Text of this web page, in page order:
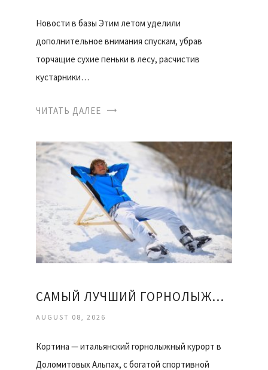
Новости в базы Этим летом уделили
дополнительное внимания спускам, убрав
торчащие сухие пеньки в лесу, расчистив
кустарники…
ЧИТАТЬ ДАЛЕЕ
САМЫЙ ЛУЧШИЙ ГОРНОЛЫЖНЫЙ КУРОРТ
AUGUST 08, 2026
Кортина — итальянский горнолыжный курорт в
Доломитовых Альпах, с богатой спортивной